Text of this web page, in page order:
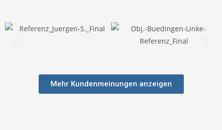
Mehr Kundenmeinungen anzeigen